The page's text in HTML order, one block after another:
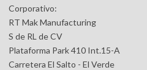
Corporativo:
RT Mak Manufacturing
S de RL de CV
Plataforma Park 410 Int.15-A
Carretera El Salto - El Verde